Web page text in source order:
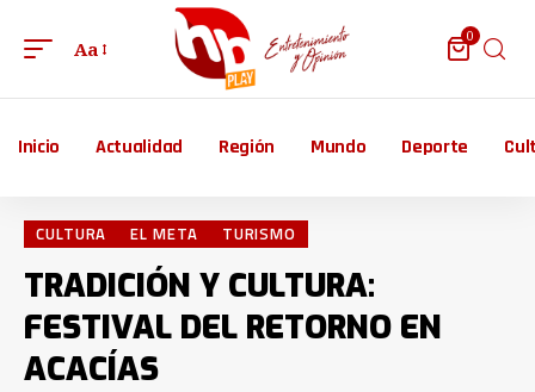
Aa
0
Inicio Actualidad Región Mundo Deporte
CULTURA EL META TURISMO
TRADICIÓN Y CULTURA:
FESTIVAL DEL RETORNO EN
ACACÍAS